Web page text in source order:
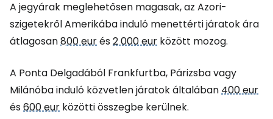
A jegyárak meglehetősen magasak, az Azori-
szigetekről Amerikába induló menettérti járatok ára
átlagosan800 eurés2 000 eur között mozog.
A Ponta Delgadából Frankfurtba, Párizsba vagy
Milánóba induló közvetlen járatok általában400 eur
és600 eur közötti összegbe kerülnek.